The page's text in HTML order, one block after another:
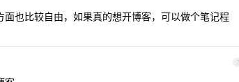
也比较自由，如果真的想开博客，可以做个笔记程
7